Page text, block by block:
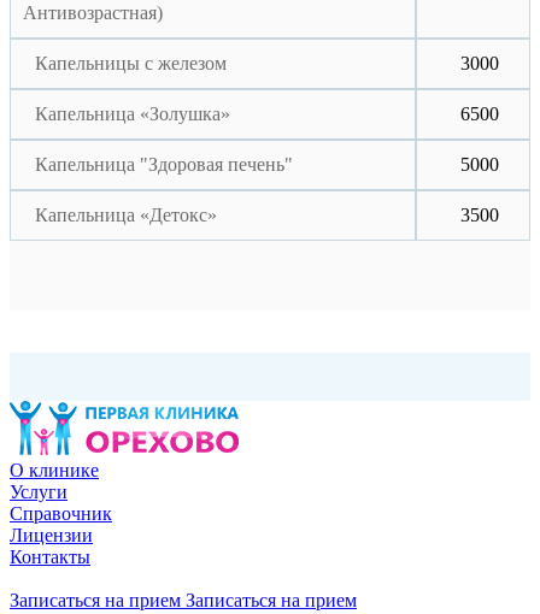
Антивозрастная)
Капельницы с железом 3000
Капельница «Золушка» 6500
Капельница "Здоровая печень" 5000
Капельница «Детокс» 3500
О клинике
Услуги
Справочник
Лицензии
Контакты
Записаться на прием Записаться на прием